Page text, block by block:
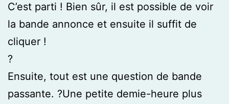
C’est parti ! Bien sûr, il est possible de voir
la bande annonce et ensuite il suffit de
cliquer !
?
Ensuite, tout est une question de bande
passante. ?Une petite demie-heure plus